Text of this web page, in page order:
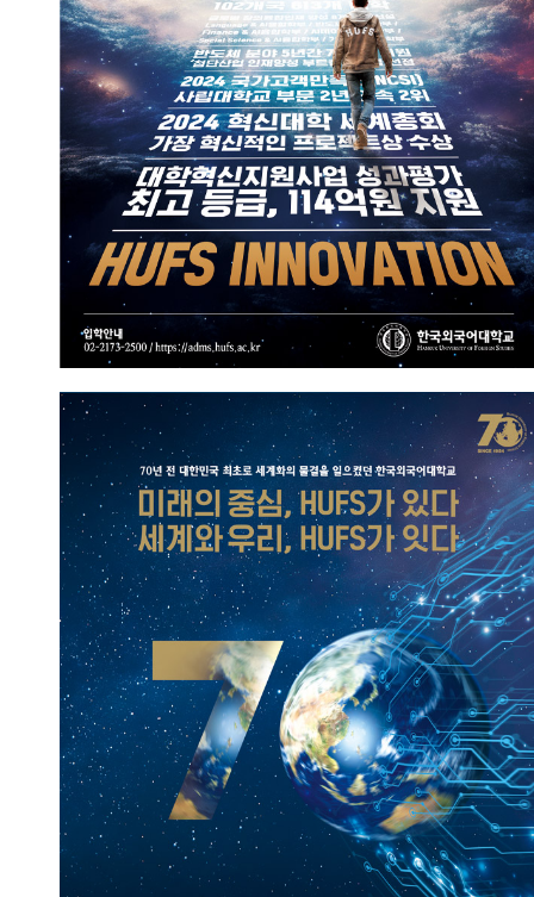
2025.06.05
홍보실
미래의 중심, HUFS가 있다
세계와 우리, HUFS가 잇다
2024.04.30
총관리자